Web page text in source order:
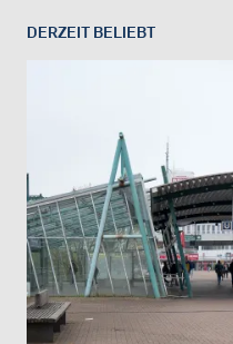
DERZEIT BELIEBT